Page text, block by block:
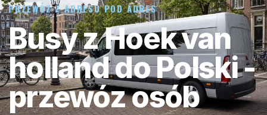
PRZEWÓZ Z ADRESU POD ADRES
Busy z Hoek van
holland do Polski -
przewóz osób